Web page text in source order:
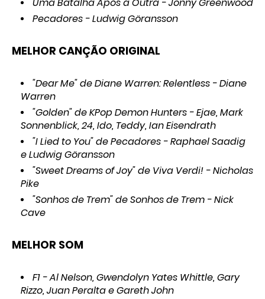
Pecadores - Ludwig Göransson
MELHOR CANÇÃO ORIGINAL
"Dear Me" de Diane Warren: Relentless - Diane
Warren
"Golden" de KPop Demon Hunters - Ejae, Mark
Sonnenblick, 24, Ido, Teddy, Ian Eisendrath
"I Lied to You" de Pecadores - Raphael Saadig
e Ludwig Göransson
"Sweet Dreams of Joy" de Viva Verdi! - Nicholas
Pike
"Sonhos de Trem" de Sonhos de Trem - Nick
Cave
MELHOR SOM
F1 - Al Nelson, Gwendolyn Yates Whittle, Gary
Rizzo, Juan Peralta e Gareth John